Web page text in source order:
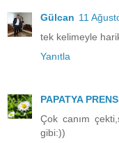
Gülcan 11
tek kelimeyle
Yanıtla
PAPATYA
Çok canım
gibi:))